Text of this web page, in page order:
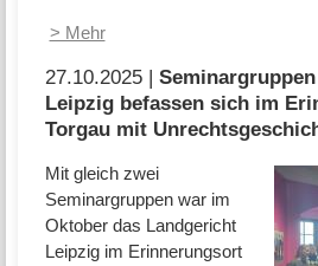
> Mehr
27.10.2025 |
Leipzig befassen sich im
Torgau mit
Mit gleich zwei
Seminargruppen war im
Oktober das Landgericht
Leipzig im Erinnerungsort